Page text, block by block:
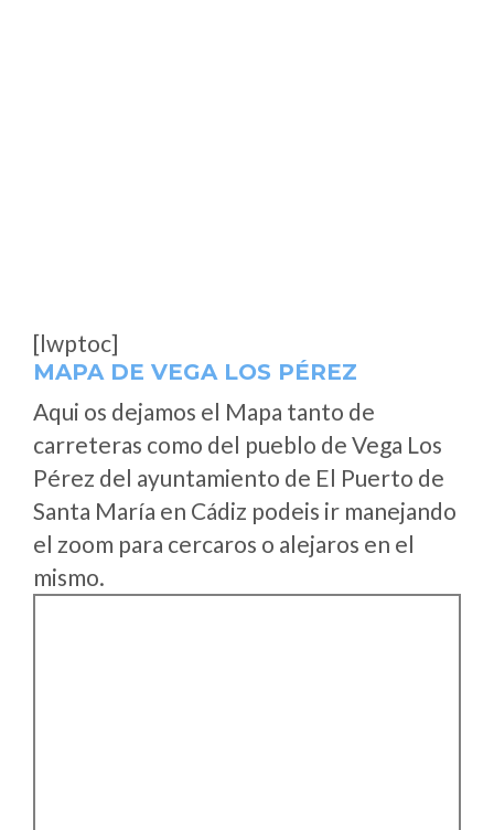
[lwptoc]
MAPA DE VEGA LOS PÉREZ
Aqui os dejamos el Mapa tanto de
carreteras como del pueblo de Vega Los
Pérez del ayuntamiento de El Puerto de
Santa María en Cádiz podeis ir manejando
el zoom para cercaros o alejaros en el
mismo.